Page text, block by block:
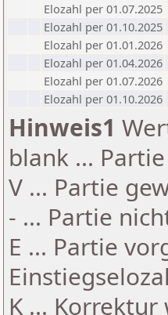
Elozahl per 01.07.2025
Elozahl per 01.10.2025
Elozahl per 01.01.2026
Elozahl per 01.04.2026
Elozahl per 01.07.2026
Elozahl per 01.10.2026
Hinweis1
blank ...
V ... Partie
- ... Partie
E ... Partie
K ...